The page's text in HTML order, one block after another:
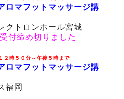
ロマフットマッサージ講
ロンホール宮城
付締め切りました
時５０分～午後５時まで
ロマフットマッサージ講
岡